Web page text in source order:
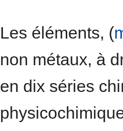
Les éléments, (
non métaux, à
en dix séries